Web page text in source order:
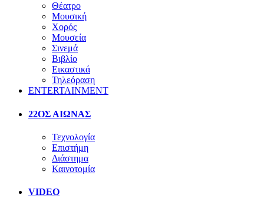
Θέατρο
Μουσική
Χορός
Μουσεία
Σινεμά
Βιβλίο
Εικαστικά
Τηλεόραση
ENTERTAINMENT
22ΟΣ ΑΙΩΝΑΣ
Τεχνολογία
Επιστήμη
Διάστημα
Καινοτομία
VIDEO